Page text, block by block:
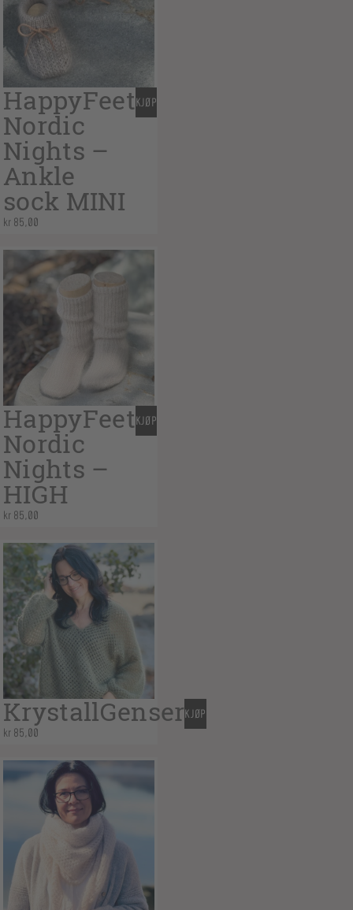
HappyFeet
Nordic
Nights –
Ankle
sock MINI
kr 85,00
KJØP
HappyFeet
Nordic
Nights –
HIGH
kr 85,00
KJØP
KrystallGenser
kr 85,00
KJØP